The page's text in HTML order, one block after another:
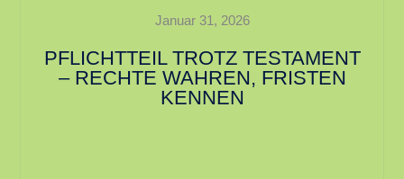
Januar 31, 2026
PFLICHTTEIL TROTZ TESTAMENT
– RECHTE WAHREN, FRISTEN
KENNEN